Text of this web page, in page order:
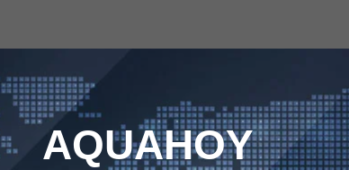
AQUAHOY